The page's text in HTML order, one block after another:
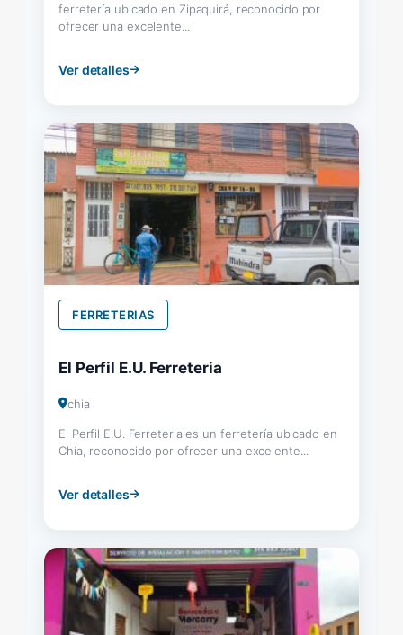
ferretería ubicado en Zipaquirá, reconocido por
ofrecer una excelente...
Ver detalles
FERRETERIAS
El Perfil E.U. Ferreteria
chia
El Perfil E.U. Ferreteria es un ferretería ubicado en
Chía, reconocido por ofrecer una excelente...
Ver detalles